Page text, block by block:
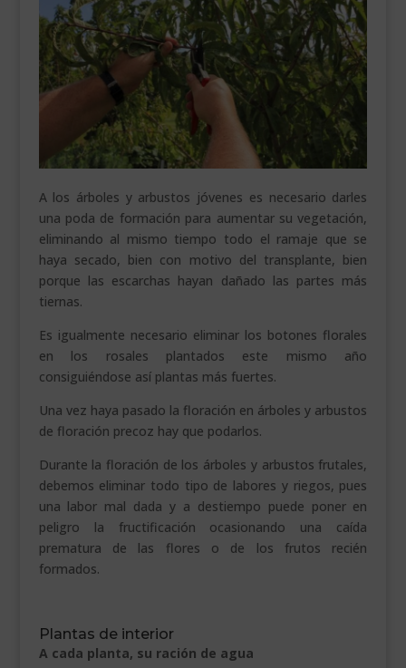
A los árboles y arbustos jóvenes es necesario darles
una poda de formación para aumentar su vegetación,
eliminando al mismo tiempo todo el ramaje que se
haya secado, bien con motivo del transplante, bien
porque las escarchas hayan dañado las partes más
tiernas.
Es igualmente necesario eliminar los botones florales
en los rosales plantados este mismo año
consiguiéndose así plantas más fuertes.
Una vez haya pasado la floración en árboles y arbustos
de floración precoz hay que podarlos.
Durante la floración de los árboles y arbustos frutales,
debemos eliminar todo tipo de labores y riegos, pues
una labor mal dada y a destiempo puede poner en
peligro la fructificación ocasionando una caída
prematura de las flores o de los frutos recién
formados.
Plantas de interior
A cada planta, su ración de agua